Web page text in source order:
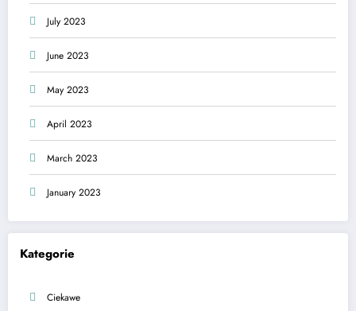
July 2023
June 2023
May 2023
April 2023
March 2023
January 2023
Kategorie
Ciekawe